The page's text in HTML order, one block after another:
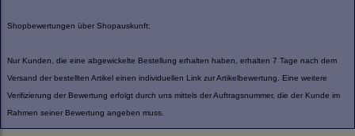
Shopbewertungen über Shopauskunft:
Nur Kunden, die eine abgewickelte Bestellung erhalten haben, erhalten 7 Tage nach dem
Versand der bestellten Artikel einen individuellen Link zur Artikelbewertung. Eine weitere
Verifizierung der Bewertung erfolgt durch uns mittels der Auftragsnummer, die der Kunde im
Rahmen seiner Bewertung angeben muss.